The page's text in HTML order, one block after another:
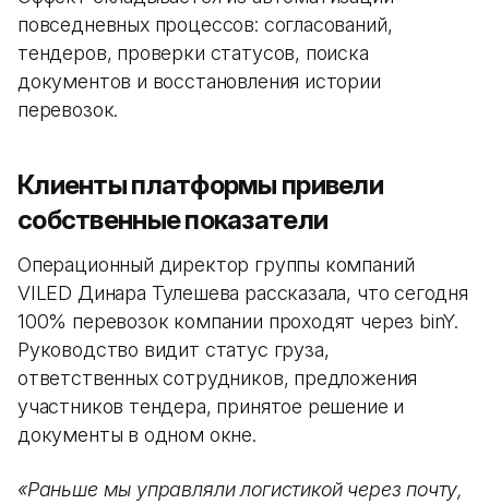
повседневных процессов: согласований,
тендеров, проверки статусов, поиска
документов и восстановления истории
перевозок.
Клиенты платформы привели
собственные показатели
Операционный директор группы компаний
VILED Динара Тулешева рассказала, что сегодня
100% перевозок компании проходят через binY.
Руководство видит статус груза,
ответственных сотрудников, предложения
участников тендера, принятое решение и
документы в одном окне.
«Раньше мы управляли логистикой через почту,